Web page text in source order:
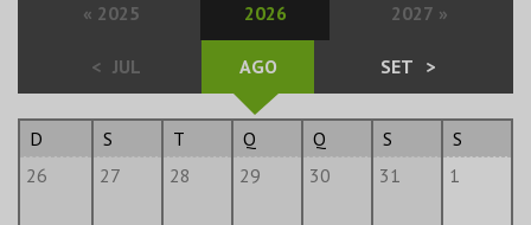
« 2025 2026 2027 »
< JUL AGO SET >
D S T Q Q S
S
26
27 28 29 30 31 1